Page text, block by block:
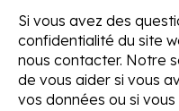
Si vous avez des
confidentialité du site
nous contacter. Notre
de vous aider si vous
vos données ou si